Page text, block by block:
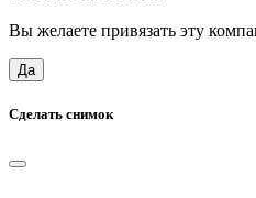
Вы желаете привязать эту
Да
Сделать снимок